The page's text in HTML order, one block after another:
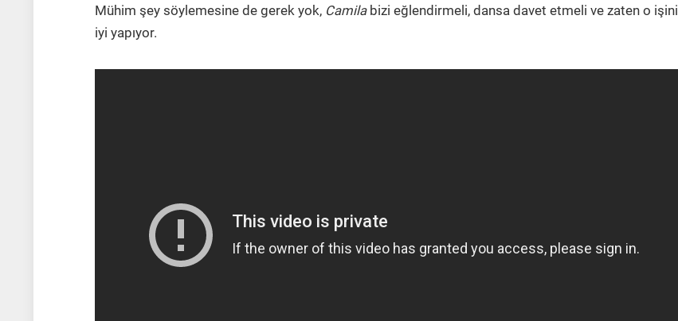
Mühim şey söylemesine de gerek yok, Camilabizi eğlendirmeli, dansa davet etmeli ve zaten o işini
iyi yapıyor.